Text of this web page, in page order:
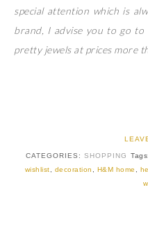
special attention which is
brand, I advise you to go
pretty jewels at prices more
CATEGORIES: SHOPPING Tags:
wishlist
decoration H&M home